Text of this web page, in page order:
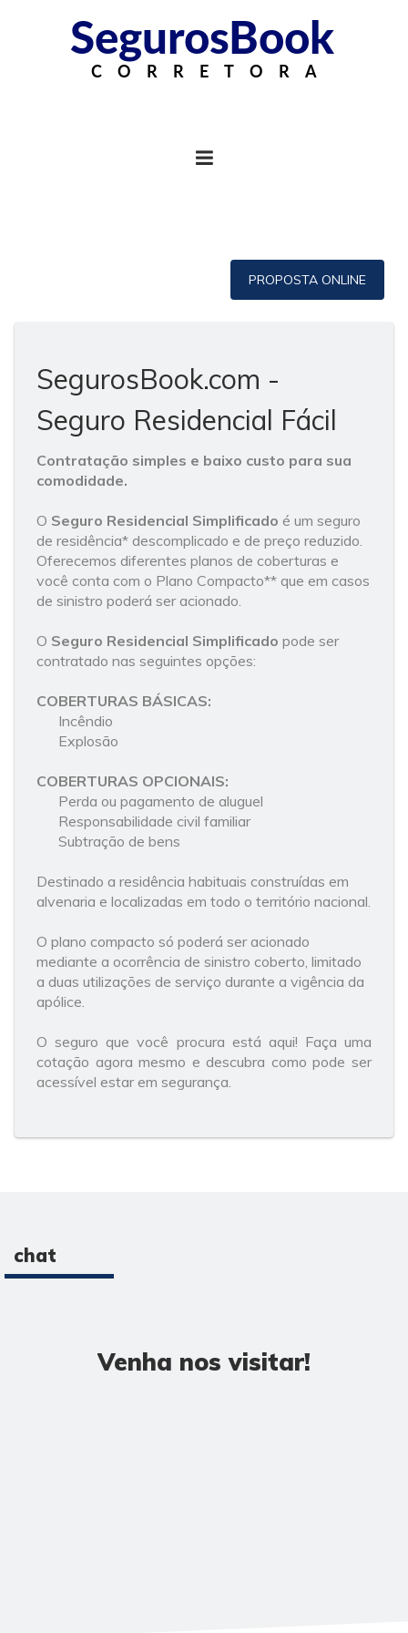
PROPOSTA ONLINE
SegurosBook.com -
Seguro Residencial Fácil
Contratação simples e baixo custo para sua
comodidade.
O Seguro Residencial Simplificado é um seguro
de residência* descomplicado e de preço reduzido.
Oferecemos diferentes planos de coberturas e
você conta com o Plano Compacto** que em casos
de sinistro poderá ser acionado.
O Seguro Residencial Simplificado pode ser
contratado nas seguintes opções:
COBERTURAS BÁSICAS:
Incêndio
Explosão
COBERTURAS OPCIONAIS:
Perda ou pagamento de aluguel
Responsabilidade civil familiar
Subtração de bens
Destinado a residência habituais construídas em
alvenaria e localizadas em todo o território nacional.
O plano compacto só poderá ser acionado
mediante a ocorrência de sinistro coberto, limitado
a duas utilizações de serviço durante a vigência da
apólice.
O seguro que você procura está aqui! Faça uma
cotação agora mesmo e descubra como pode ser
acessível estar em segurança.
chat
Venha nos visitar!